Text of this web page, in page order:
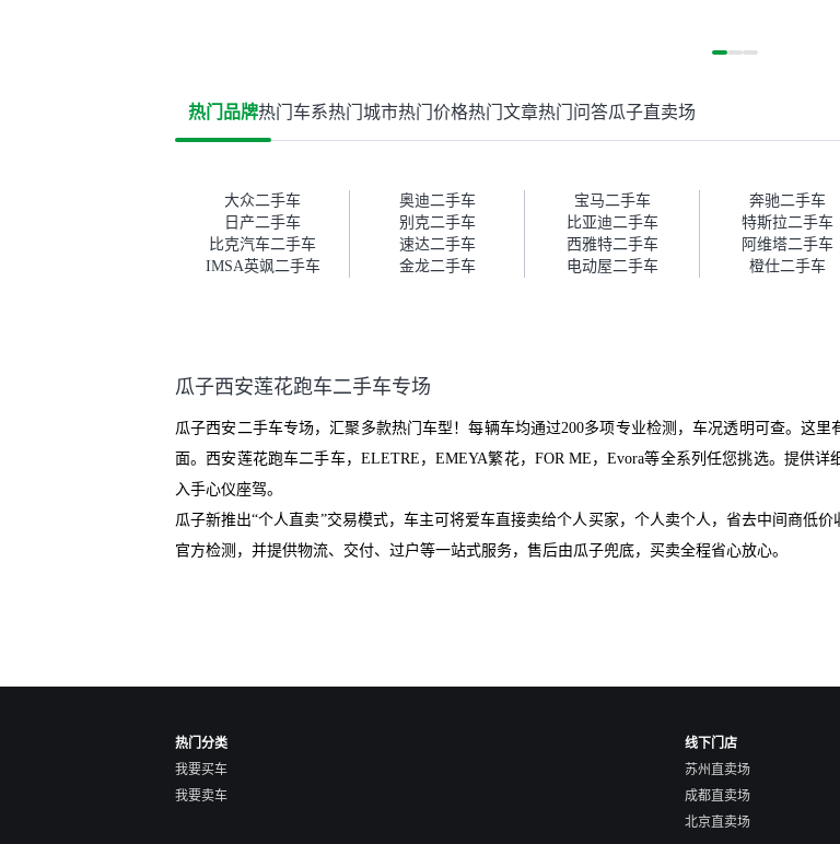
果跟你们的报告是符合的，所以
这次车况没问题。购车流程挺快
车。去之前我提前跟交接人员说
好，到了之后要当着我的面再做
一次复检，你们也安排了师傅，
服务可以，速度很快。体验下来
自营车的感觉是要比个人车好一
我协商，主动权在平台手里。”
价格比车商那便宜，车况也有检
捷，其他平台
障。”
热门品牌热门车系热门城市热门价格热门文章热门问答瓜子直卖场
大众二手车 奥迪二手车 宝马二手车 奔驰二手车
日产二手车
别克二手车 比亚迪二手车 特斯拉二手车
比克汽车二手车
速达二手车 西雅特二手车 阿维塔二手车
IMSA英飒二手车
金龙二手车 电动屋二手车 橙仕二手车
瓜子西安莲花跑车二手车专场
瓜子西安二手车专场，汇聚多款热门车型！每辆车均通过200多项专业检测，车况透明可查。这
面。西安莲花跑车二手车，ELETRE，EMEYA繁花，FOR ME，Evora等全系列任您挑选。提供
入手心仪座驾。
瓜子新推出“个人直卖”交易模式，车主可将爱车直接卖给个人买家，个人卖个人，省去中间商低
官方检测，并提供物流、交付、过户等一站式服务，售后由瓜子兜底，买卖全程省心放心。
热门分类
我要买车
我要卖车
线下门店
苏州直卖场
成都直卖场
北京直卖场